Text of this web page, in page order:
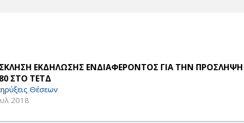
ΕΚΔΗΛΩΣΗΣ ΕΝΔΙΑΦΕΡΟΝΤΟΣ ΓΙΑ ΤΗΝ
ΣΤΟ ΤΕΤΔ
Θέσεων
2018